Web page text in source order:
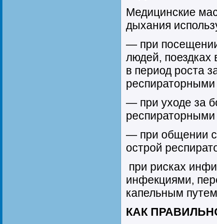
Медицинские
дыхания
— при
людей, поездках
в период роста
— при уходе за
— при общении
острой
при рисках
инфекциями,
капельным
КАК